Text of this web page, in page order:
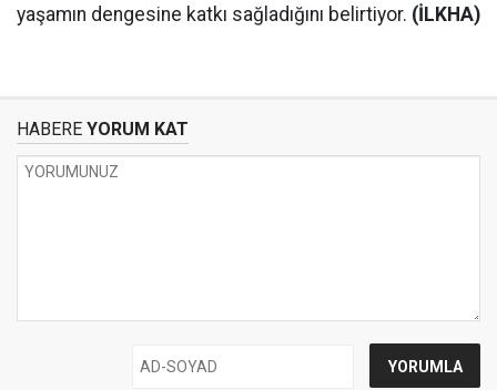
yaşamın dengesine katkı sağladığını belirtiyor. (İLKHA)
HABERE YORUM KAT